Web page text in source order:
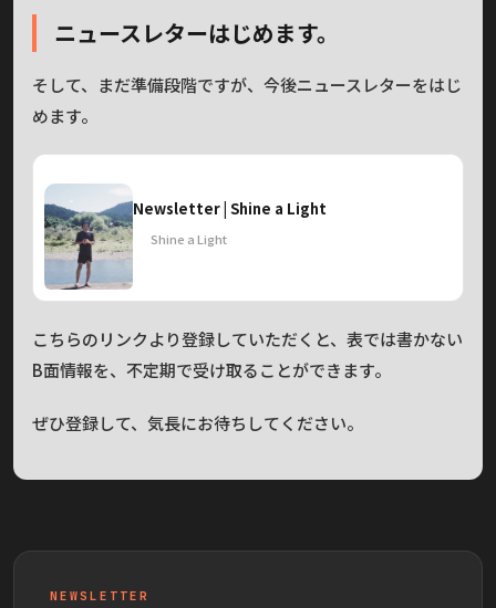
ニュースレターはじめます。
そして、まだ準備段階ですが、今後ニュースレターをはじ
めます。
Newsletter | Shine a Light
Shine a Light
こちらのリンクより登録していただくと、表では書かない
B面情報を、不定期で受け取ることができます。
ぜひ登録して、気長にお待ちしてください。
NEWSLETTER